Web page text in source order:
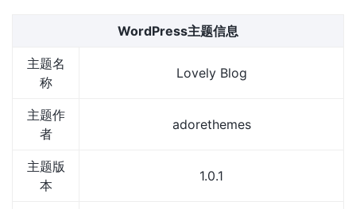
WordPress主题信息
主题名
称
Lovely Blog
主题作
者
adorethemes
主题版
本
1.0.1